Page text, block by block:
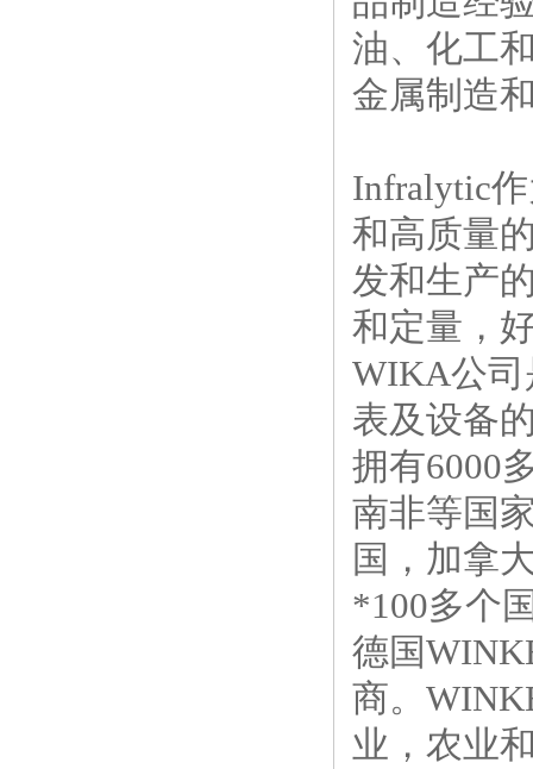
油、化工
金属制造
Infralytic
和高质量
发和生产
和定量，
WIKA公司
表及设备
拥有6000
南非等国
国，加拿
*100多个
德国
商。
业，农业